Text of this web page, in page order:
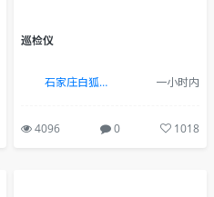
巡检仪
石家庄白狐设计 一小时内
4096 0 1018